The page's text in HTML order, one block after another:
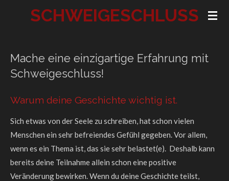
SCHWEIGESCHLUSS
Mache eine einzigartige Erfahrung mit
Schweigeschluss!
Warum deine Geschichte wichtig ist.
Sich etwas von der Seele zu schreiben, hat schon vielen
Menschen ein sehr befreiendes Gefühl gegeben. Vor allem,
wenn es ein Thema ist, das sie sehr belastet(e). Deshalb kann
bereits deine Teilnahme allein schon eine positive
Veränderung bewirken. Wenn du deine Geschichte teilst,